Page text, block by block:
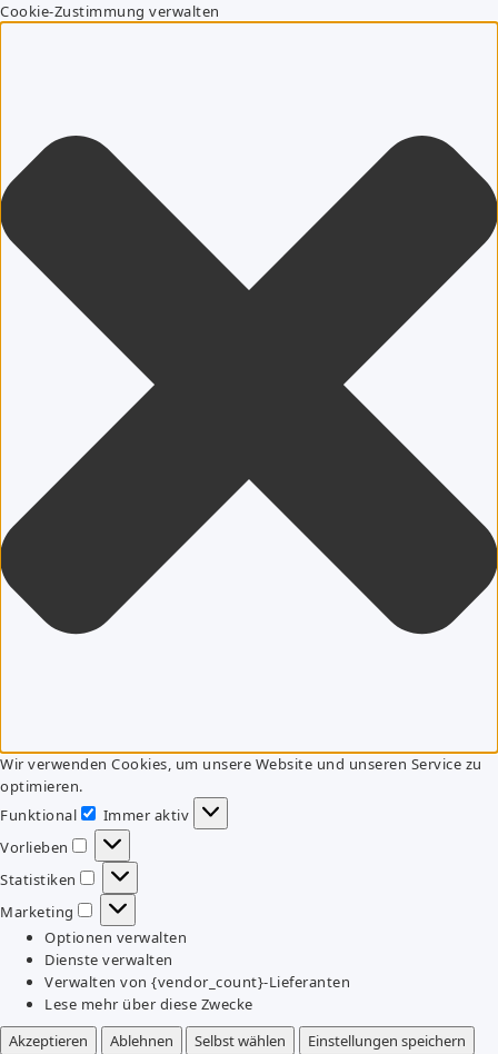
Cookie-Zustimmung verwalten
Wir verwenden Cookies, um unsere Website und unseren Service zu
optimieren.
Funktional
Funktional
Immer aktiv
Vorlieben
Vorlieben
Statistiken
Statistiken
Marketing
Marketing
Optionen verwalten
Dienste verwalten
Verwalten von {vendor_count}-Lieferanten
Lese mehr über diese Zwecke
Akzeptieren
Ablehnen Selbst wählen
Einstellungen speichern